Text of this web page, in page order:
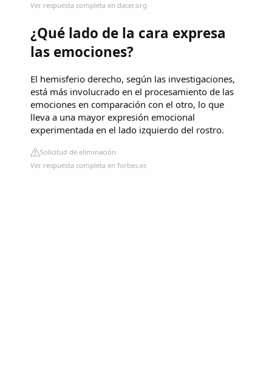
Ver respuesta completa en dacer.org
¿Qué lado de la cara expresa
las emociones?
El hemisferio derecho, según las investigaciones,
está más involucrado en el procesamiento de las
emociones en comparación con el otro, lo que
lleva a una mayor expresión emocional
experimentada en el lado izquierdo del rostro.
Solicitud de eliminación
Ver respuesta completa en forbes.es